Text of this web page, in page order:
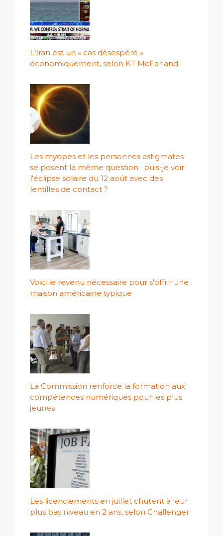
L'Iran est un « cas désespéré »
économiquement, selon KT McFarland
Les myopes et les personnes astigmates
se posent la même question : puis-je voir
l'éclipse solaire du 12 août avec des
lentilles de contact ?
Voici le revenu nécessaire pour s'offrir une
maison américaine typique
La Commission renforce la formation aux
compétences numériques pour les plus
jeunes
Les licenciements en juillet chutent à leur
plus bas niveau en 2 ans, selon Challenger